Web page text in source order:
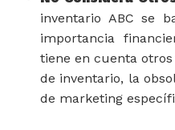
inventario ABC se
importancia
tiene en cuenta
de inventario, la
de marketing